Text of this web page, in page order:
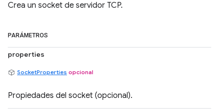
Crea un socket de servidor TCP.
PARÁMETROS
properties
SocketProperties opcional
Propiedades del socket (opcional).